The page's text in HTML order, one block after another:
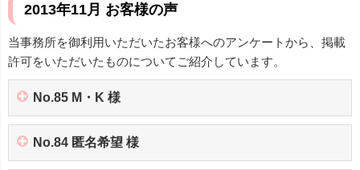
2013年11月 お客様の声
当事務所を御利用いただいたお客様へのアンケートから、掲載
許可をいただいたものについてご紹介しています。
No.85 M・K 様
No.84 匿名希望 様